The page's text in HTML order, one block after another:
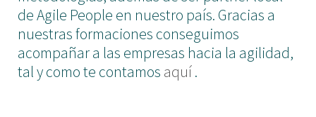
de Agile People en nuestro país. Gracias a
nuestras formaciones conseguimos
acompañar a las empresas hacia la agilidad,
tal y como te contamos aquí.